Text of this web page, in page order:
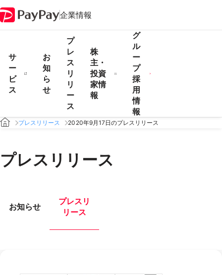
企業情報
サ
ー
ビ
ス
お
知
ら
せ
プ
レ
ス
リ
リ
ー
ス
株
主・
投資
家情
報
グ
ル
ー
プ
採
用
情
報
プレスリリース 2020年9月17日のプレスリリース
プレスリリース
お知らせ
プレスリ
リース